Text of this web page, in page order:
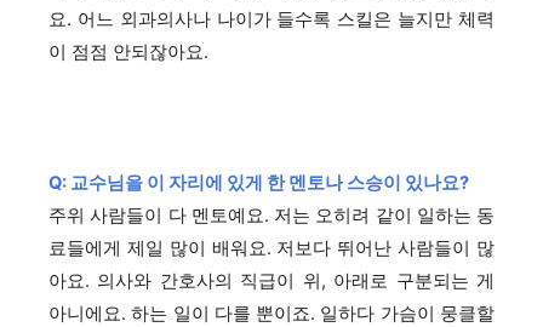
요. 어느 외과의사나 나이가 들수록 스킬은 늘지만 체력
이 점점 안되잖아요.
Q: 교수님을 이 자리에 있게 한 멘토나 스승이 있나요?
주위 사람들이 다 멘토예요. 저는 오히려 같이 일하는 동
료들에게 제일 많이 배워요. 저보다 뛰어난 사람들이 많
아요. 의사와 간호사의 직급이 위, 아래로 구분되는 게
아니에요. 하는 일이 다를 뿐이죠. 일하다 가슴이 뭉클할